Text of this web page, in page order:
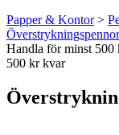
Papper & Kontor>
Överstrykningspennor
Handla för minst
500 kr kvar